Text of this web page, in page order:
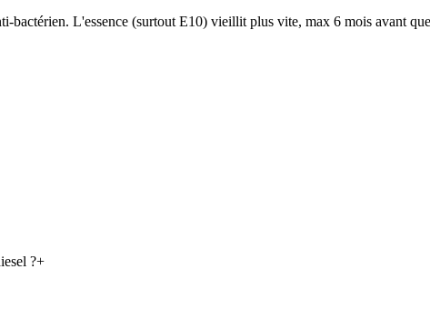
bactérien. L'essence (surtout E10) vieillit plus vite, max 6 mois avant
?+